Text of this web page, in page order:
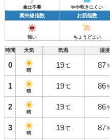
傘は不要 やや乾きにくい
紫外線指数 お肌指数
強い ちょうどよい
時間 天気 気温 湿度
0
晴
19 ℃ 87
1
晴
19 ℃ 86
2
晴
19 ℃ 86
3
晴
19 ℃ 87